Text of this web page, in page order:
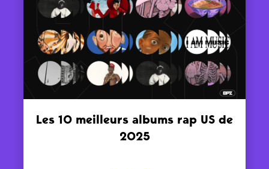
Les 10 meilleurs albums rap US de
2025